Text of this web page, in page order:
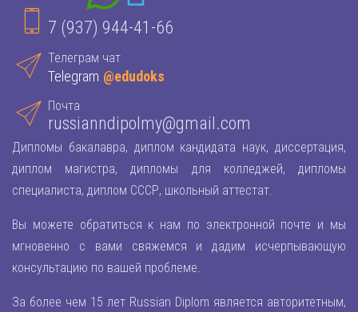
7 (937) 944-41-66
Телеграм чат
Telegram @edudoks
Почта
russianndipolmy@gmail.com
Дипломы бакалавра, диплом кандидата наук, диссертация,
диплом магистра, дипломы для колледжей, дипломы
специалиста, диплом СССР, школьный аттестат.
Вы можете обратиться к нам по электронной почте и мы
мгновенно с вами свяжемся и дадим исчерпывающую
консультацию по вашей проблеме.
За более чем 15 лет Russian Diplom является авторитетным,